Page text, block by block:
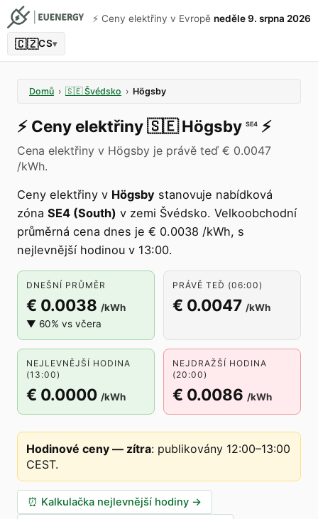
⚡️ Ceny elektřiny v Evropě neděle 9. srpna 2026
🇨🇿CS▾
Domů › 🇸🇪 Švédsko › Högsby
⚡️ Ceny elektřiny🇸🇪 Högsby SE4 ⚡️
Cena elektřiny v Högsby je právě teď € 0.0047
/kWh.
Ceny elektřiny v Högsby stanovuje nabídková
zóna SE4 (South) v zemi Švédsko. Velkoobchodní
průměrná cena dnes je € 0.0038 /kWh, s
nejlevnější hodinou v 13:00.
DNEŠNÍ PRŮMĚR
€ 0.0038 /kWh
▼ 60% vs včera
PRÁVĚ TEĎ (06:00)
€ 0.0047 /kWh
NEJLEVNĚJŠÍ HODINA
(13:00)
€ 0.0000 /kWh
NEJDRAŽŠÍ HODINA
(20:00)
€ 0.0086 /kWh
Hodinové ceny — zítra: publikovány 12:00–13:00
CEST.
⏰ Kalkulačka nejlevnější hodiny →